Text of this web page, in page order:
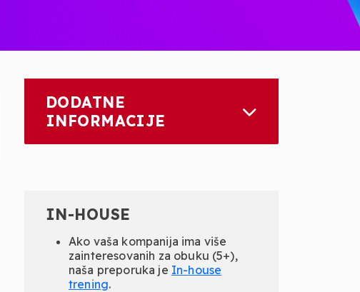
DODATNE
INFORMACIJE
IN-HOUSE
Ako vaša kompanija ima više
zainteresovanih za obuku (5+),
naša preporuka je In-house
trening.